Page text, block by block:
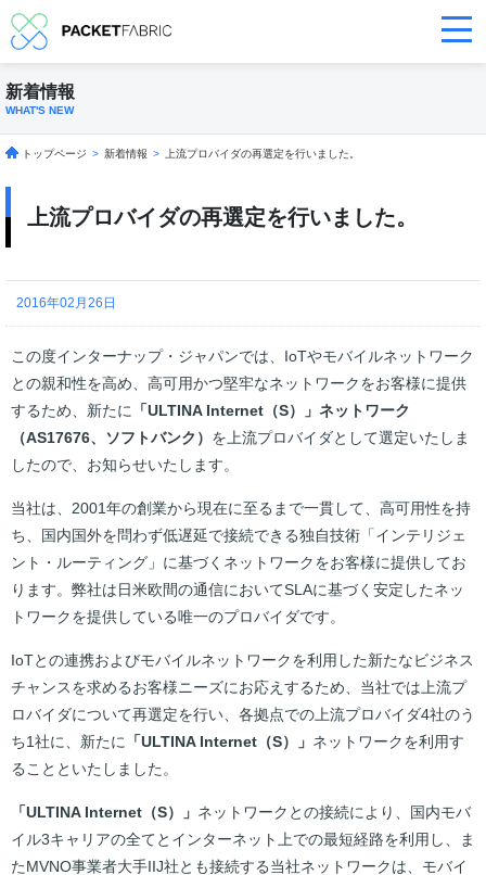
新着情報
WHAT'S NEW
トップページ > 新着情報 > 上流プロバイダの再選定を行いました。
上流プロバイダの再選定を行いました。
2016年02月26日
この度インターナップ・ジャパンでは、IoTやモバイルネットワーク
との親和性を高め、高可用かつ堅牢なネットワークをお客様に提供
するため、新たに
「ULTINA Internet（S）」ネットワーク
（AS17676、ソフトバンク） を上流プロバイダとして選定いたしま
したので、お知らせいたします。
当社は、2001年の創業から現在に至るまで一貫して、高可用性を持
ち、国内国外を問わず低遅延で接続できる独自技術「インテリジェ
ント・ルーティング」に基づくネットワークをお客様に提供してお
ります。弊社は日米欧間の通信においてSLAに基づく安定したネッ
トワークを提供している唯一のプロバイダです。
IoTとの連携およびモバイルネットワークを利用した新たなビジネス
チャンスを求めるお客様ニーズにお応えするため、当社では上流プ
ロバイダについて再選定を行い、各拠点での上流プロバイダ4社のう
ち1社に、新たに
「ULTINA Internet（S）」 ネットワークを利用す
ることといたしました。
「ULTINA Internet（S）」 ネットワークとの接続により、国内モバ
イル3キャリアの全てとインターネット上での最短経路を利用し、ま
たMVNO事業者大手IIJ社とも接続する当社ネットワークは、モバイ